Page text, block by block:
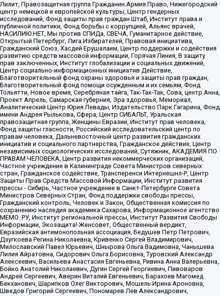
Лилит, Правозащитная группа Гражданин.Армия.Право, Нижегородский
центр немецкой и европейской культуры, Центр гендерных
исследований, Фонд защиты прав граждан Штаб, Институт права и
публичной политики, Фонд борьбы с коррупцией, Альянс врачей,
НАСИЛИЮ.НЕТ, Мы против СПИДа, СВЕЧА, Гуманитарное действие,
Открытый Петербург, Лига Избирателей, Правовая инициатива,
Гражданский Союз, Хасдей Ерушалаим, Центр поддержки и содействия
развитию средств массовой информации, Горячая Линия, В защиту
прав заключенных, Институт глобализации и социальных движений,
Центр социально-информационных инициатив Действие,
Благотворительный фонд охраны здоровья и защиты прав граждан,
Благотворительный фонд помощи осужденным и их семьям, Фонд
Тольятти, Новое время, Серебряная тайга, Так-Так-Так, Сова, центр Анна,
Проект Апрель, Самарская губерния, Эра здоровья, Мемориал,
Аналитический Центр Юрия Левады, Издательство Парк Гагарина, Фонд
имени Андрея Рылькова, Сфера, Центр СИБАЛЬТ, Уральская
правозащитная группа, Женщины Евразии, Институт прав человека,
Фонд защиты гласности, Российский исследовательский центр по
правам человека, Дальневосточный центр развития гражданских
инициатив и социального партнерства, Гражданское действие, Центр
независимых социологических исследований, Сутяжник, АКАДЕМИЯ ПО
ПРАВАМ ЧЕЛОВЕКА, Центр развития некоммерческих организаций,
Частное учреждение в Калининграде Совета Министров северных
стран, Гражданское содействие, Трансперенси Интернешнл-Р, Центр
Защиты Прав Средств Массовой Информации, Институт развития
прессы - Сибирь, Частное учреждение в Санкт-Петербурге Совета
Министров Северных Стран, Фонд поддержки свободы прессы,
Гражданский контроль, Человек и Закон, Общественная комиссия по
сохранению наследия академика Сахарова, Информационное агентство
МЕМО. РУ, Институт региональной прессы, Институт Развития Свободы
Информации, Экозащита!-Женсовет, Общественный вердикт,
Евразийская антимонопольная ассоциация, Бедушев Петр Петрович,
Дзугкоева Регина Николаевна, Кривенко Сергей Владимирович,
Милославский Павел Юрьевич, Шнырова Ольга Вадимовна, Чанышева
Лилия Айратовна, Сидорович Ольга Борисовна, Туровский Александр
Алексеевич, Васильева Анастасия Евгеньевна, Ривина Анна Валерьевна,
Бойко Анатолий Николаевич, Дугин Сергей Георгиевич, Пивоваров
Андрей Сергеевич, Аверин Виталий Евгеньевич, Барахоев Магомед
Бекханович, Шарипков Олег Викторович, Мошель Ирина Ароновна,
Шведов Григорий Сергеевич, Пономарев Лев Александрович,